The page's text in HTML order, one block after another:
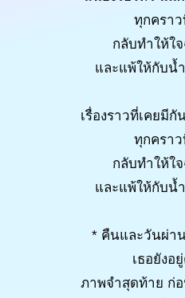
ทุกครา
กลับทำให้ใ
และแพ้ให้กับน้
เรื่องราวที่เคยมี
ทุกครา
กลับทำให้ใ
และแพ้ให้กับน้
* คืนและวันผ่า
เธอยังอ
ภาพจำสุดท้าย ก่อ